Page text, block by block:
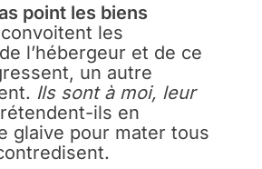
point les biens
les
l’hébergeur et de ce
un autre
Ils sont à moi, leur
ils en
glaive pour mater tous